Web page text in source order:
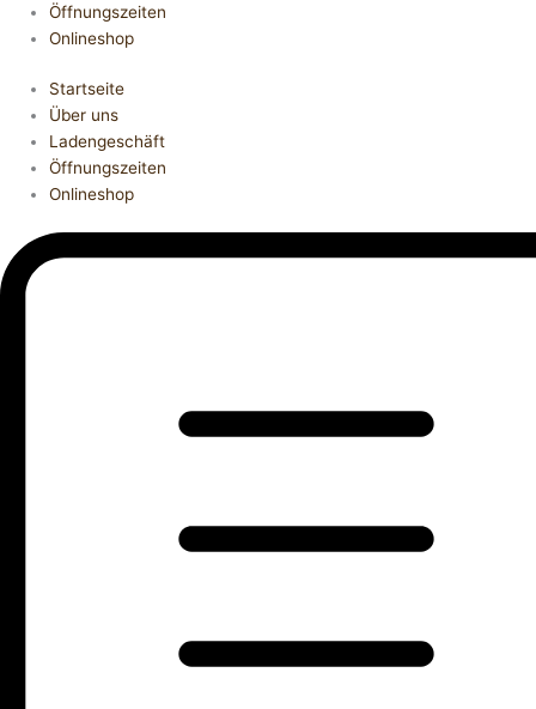
Öffnungszeiten
Onlineshop
Startseite
Über uns
Ladengeschäft
Öffnungszeiten
Onlineshop